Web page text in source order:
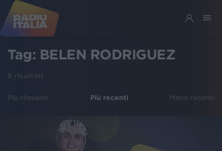
Tag: BELEN RODRIGUEZ
8 risultati
Più rilevanti Più recenti Meno recenti